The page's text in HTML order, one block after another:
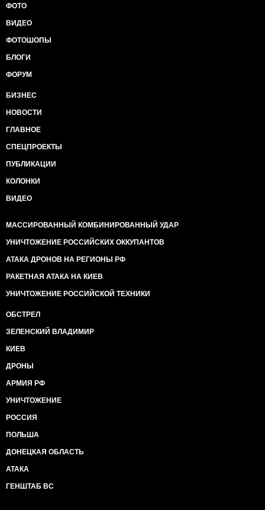
ФОТО
ВИДЕО
ФОТОШОПЫ
БЛОГИ
ФОРУМ
БИЗНЕС
НОВОСТИ
ГЛАВНОЕ
СПЕЦПРОЕКТЫ
ПУБЛИКАЦИИ
КОЛОНКИ
ВИДЕО
МАССИРОВАННЫЙ КОМБИНИРОВАННЫЙ УДАР
УНИЧТОЖЕНИЕ РОССИЙСКИХ ОККУПАНТОВ
АТАКА ДРОНОВ НА РЕГИОНЫ РФ
РАКЕТНАЯ АТАКА НА КИЕВ
УНИЧТОЖЕНИЕ РОССИЙСКОЙ ТЕХНИКИ
ОБСТРЕЛ
ЗЕЛЕНСКИЙ ВЛАДИМИР
КИЕВ
ДРОНЫ
АРМИЯ РФ
УНИЧТОЖЕНИЕ
РОССИЯ
ПОЛЬША
ДОНЕЦКАЯ ОБЛАСТЬ
АТАКА
ГЕНШТАБ ВС